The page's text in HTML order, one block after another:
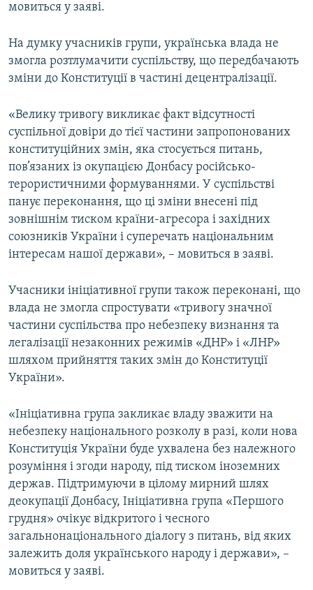
мовиться у заяві.
На думку учасників групи, українська влада не
змогла розтлумачити суспільству, що передбачають
зміни до Конституції в частині децентралізації.
«Велику тривогу викликає факт відсутності
суспільної довіри до тієї частини запропонованих
конституційних змін, яка стосується питань,
пов’язаних із окупацією Донбасу російсько-
терористичними формуваннями. У суспільстві
панує переконання, що ці зміни внесені під
зовнішнім тиском країни-агресора і західних
союзників України і суперечать національним
інтересам нашої держави», – мовиться в заяві.
Учасники ініціативної групи також переконані, що
влада не змогла спростувати «тривогу значної
частини суспільства про небезпеку визнання та
легалізації незаконних режимів «ДНР» і «ЛНР»
шляхом прийняття таких змін до Конституції
України».
«Ініціативна група закликає владу зважити на
небезпеку національного розколу в разі, коли нова
Конституція України буде ухвалена без належного
розуміння і згоди народу, під тиском іноземних
держав. Підтримуючи в цілому мирний шлях
деокупації Донбасу, Ініціативна група «Першого
грудня» очікує відкритого і чесного
загальнонаціонального діалогу з питань, від яких
залежить доля українського народу і держави», –
мовиться у заяві.